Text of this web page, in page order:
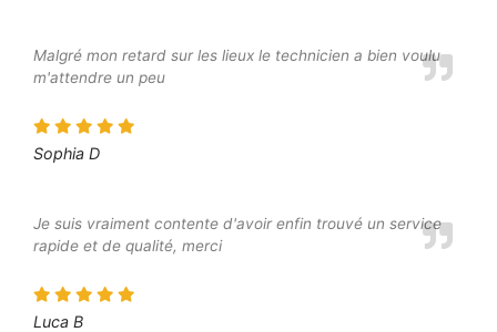
Malgré mon retard sur les lieux le technicien a bien voulu
m'attendre un peu
Sophia D
Je suis vraiment contente d'avoir enfin trouvé un service
rapide et de qualité, merci
Luca B